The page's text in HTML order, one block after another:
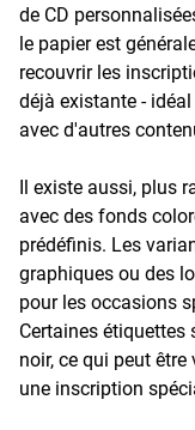
de CD
le papier est
recouvrir les
déjà existante -
avec d'autres
Il existe aussi, plus
avec des fonds
prédéfinis. Les
graphiques ou des
pour les occasions
Certaines étiquettes
noir, ce qui peut
une inscription